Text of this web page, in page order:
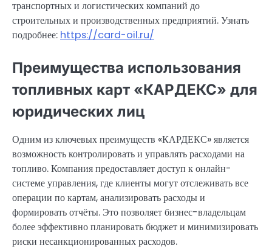
транспортных и логистических компаний до
строительных и производственных предприятий. Узнать
подробнее: https://card-oil.ru/
Преимущества использования
топливных карт «КАРДЕКС» для
юридических лиц
Одним из ключевых преимуществ «КАРДЕКС» является
возможность контролировать и управлять расходами на
топливо. Компания предоставляет доступ к онлайн-
системе управления, где клиенты могут отслеживать все
операции по картам, анализировать расходы и
формировать отчёты. Это позволяет бизнес-владельцам
более эффективно планировать бюджет и минимизировать
риски несанкционированных расходов.